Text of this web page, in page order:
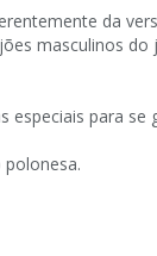
da
masculinos do
especiais para